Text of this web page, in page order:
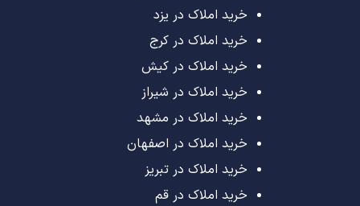
خرید املاک در یزد
خرید املاک در کرج
خرید املاک در کیش
خرید املاک در شیراز
خرید املاک در مشهد
خرید املاک در اصفهان
خرید املاک در تبریز
خرید املاک در قم